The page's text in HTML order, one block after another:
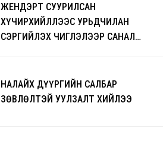
ЖЕНДЭРТ СУУРИЛСАН
ХҮЧИРХИЙЛЛЭЭС УРЬДЧИЛАН
СЭРГИЙЛЭХ ЧИГЛЭЛЭЭР САНАЛ
НАЛАЙХ ДҮҮРГИЙН САЛБАР
ЗӨВЛӨЛТЭЙ УУЛЗАЛТ ХИЙЛЭЭ